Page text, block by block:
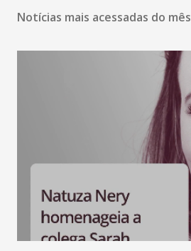
Notícias mais acessadas do mês